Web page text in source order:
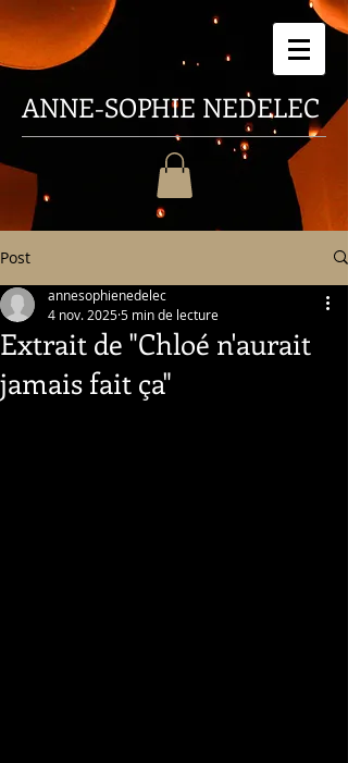
ANNE-SOPHIE NEDELEC
Post
Extrait de "Chloé n'aurait
jamais fait ça"
annesophienedelec
4 nov. 20255 min de lecture